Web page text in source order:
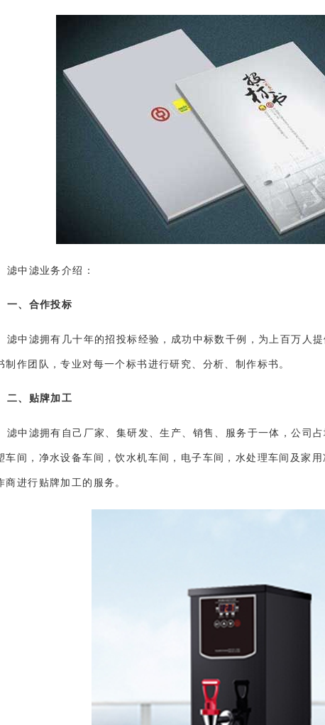
滤中滤业务介绍：
一、合作投标
滤中滤拥有几十年的招投标经验，成功中标数千例，为上百万人
制作团队，专业对每一个标书进行研究、分析、制作标书。
二、贴牌加工
滤中滤拥有自己厂家、集研发、生产、销售、服务于一体，公司占
车间，净水设备车间，饮水机车间，电子车间，水处理车间及家
商进行贴牌加工的服务。